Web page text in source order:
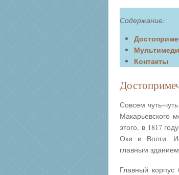
Содержание:
Контакты
Совсем чуть-
Макарьевского
этого, в 1817
Оки и Волги.
главным
Главный корпус